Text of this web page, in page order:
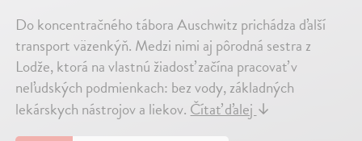
Do koncentračného tábora Auschwitz prichádza ďalší
transport väzenkýň. Medzi nimi aj pôrodná sestra z
Lodže, ktorá na vlastnú žiadosť začína pracovať v
neľudských podmienkach: bez vody, základných
lekárskych nástrojov a liekov. Čítať ďalej ↓